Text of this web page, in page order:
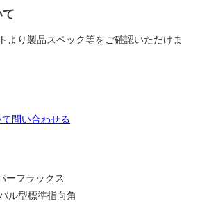
て
より製品スペック等をご確認いただけま
問い合わせる
ーフラックス
ル型標準指向角